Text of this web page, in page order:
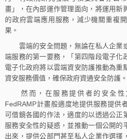
畫」，在內部運作管理面向，將運用新
的政府雲端應用服務，減少機關重複
果。
雲端的安全問題，無論在私人企業
端服務的第一要務，「第四階段電子化
電子化政府將以雲端資安防護推動為重
資安服務價值，確保政府資通安全防護。
然而，在服務提供者的安全性
FedRAMP計畫般適度地提供服務提供
可借鏡各國的作法，適度的以透過公正
服務安全性的疑惑，並推動一個公開的
出來，提供公部門甚至私人企業作選擇